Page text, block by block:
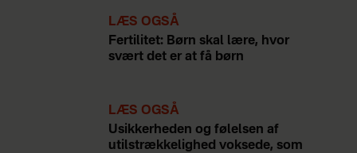
LÆS OGSÅ
Fertilitet: Børn skal lære, hvor
svært det er at få børn
LÆS OGSÅ
Usikkerheden og følelsen af
utilstrækkelighed voksede, som